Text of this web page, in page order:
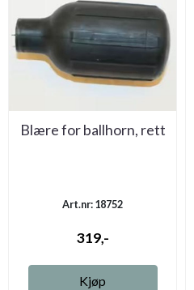
Blære for ballhorn, rett
Art.nr: 18752
319,-
Kjøp